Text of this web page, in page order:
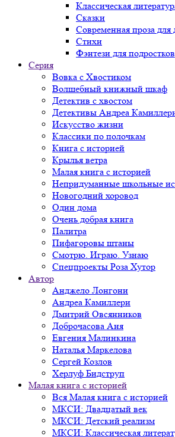
Классическая
Сказки
Современная проза для
Стихи
Фэнтези для подростков
Серия
Вовка с Хвостиком
Волшебный книжный шкаф
Детектив с хвостом
Детективы Андреа
Искусство жизни
Классики по полочкам
Книга с историей
Крылья ветра
Малая книга с историей
Непридуманные школьные
Новогодний хоровод
Один дома
Очень добрая книга
Палитра
Пифагоровы штаны
Смотрю. Играю. Узнаю
Спецпроекты Роза Хутор
Автор
Анджело Лонгони
Андреа Камиллери
Дмитрий Овсянников
Доброчасова Аня
Евгения Малинкина
Наталья Маркелова
Сергей Козлов
Херлуф Бидструп
Малая книга с историей
Вся Малая книга с историей
МКСИ: Двадцатый век
МКСИ: Детский реализм
МКСИ: Классическая